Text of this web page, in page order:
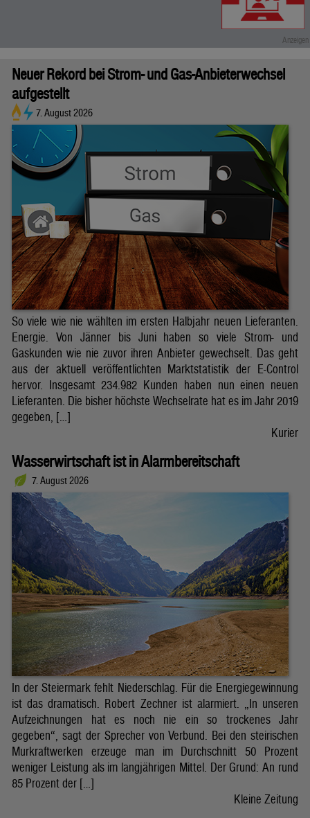
Neuer Rekord bei Strom- und Gas-Anbieterwechsel
aufgestellt
7. August 2026
So viele wie nie wählten im ersten Halbjahr neuen Lieferanten.
Energie. Von Jänner bis Juni haben so viele Strom- und
Gaskunden wie nie zuvor ihren Anbieter gewechselt. Das geht
aus der aktuell veröffentlichten Marktstatistik der E-Control
hervor. Insgesamt 234.982 Kunden haben nun einen neuen
Lieferanten. Die bisher höchste Wechselrate hat es im Jahr 2019
gegeben, […]
Kurier
Wasserwirtschaft ist in Alarmbereitschaft
7. August 2026
In der Steiermark fehlt Niederschlag. Für die Energiegewinnung
ist das dramatisch. Robert Zechner ist alarmiert. „In unseren
Aufzeichnungen hat es noch nie ein so trockenes Jahr
gegeben“, sagt der Sprecher von Verbund. Bei den steirischen
Murkraftwerken erzeuge man im Durchschnitt 50 Prozent
weniger Leistung als im langjährigen Mittel. Der Grund: An rund
85 Prozent der […]
Kleine Zeitung